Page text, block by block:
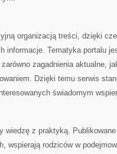
organizacją treści, dzięki
informacje. Tematyka portalu
zagadnienia aktualne,
Dzięki temu serwis
świadomym
wiedzę z praktyką.
wspierają rodziców w